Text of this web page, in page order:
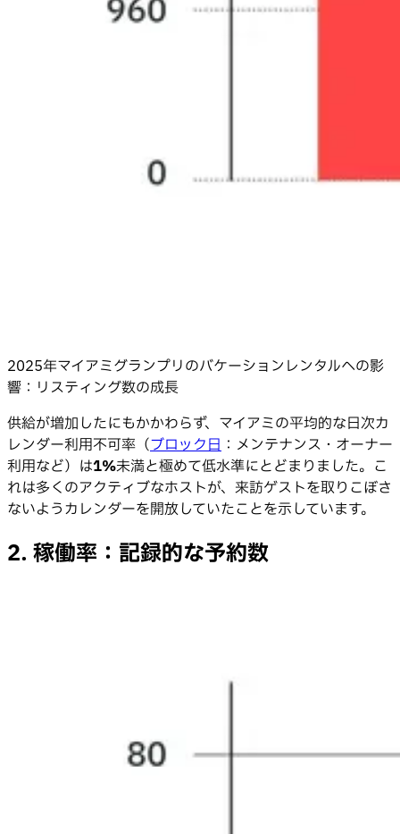
2025年マイアミグランプリのバケーションレンタルへの影
響：リスティング数の成長
供給が増加したにもかかわらず、マイアミの平均的な日次カ
レンダー利用不可率（ブロック日 ：メンテナンス・オーナー
利用など）は1%未満と極めて低水準にとどまりました。こ
れは多くのアクティブなホストが、来訪ゲストを取りこぼさ
ないようカレンダーを開放していたことを示しています。
2. 稼働率：記録的な予約数